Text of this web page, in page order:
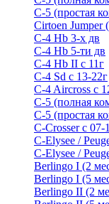
С-5 (простая
Cirtoen Jumper
С-4 Hb 3-х дв
С-4 Hb 5-ти дв
C-4 Hb II с 11г
C-4 Sd c 13-22г
C-4 Airсross с
С-5 (полная
С-5 (простая
C-Crosser с 07-
C-Elysee /
C-Elysee /
Berlingo I (2
Berlingo I (5
Berlingo II (2